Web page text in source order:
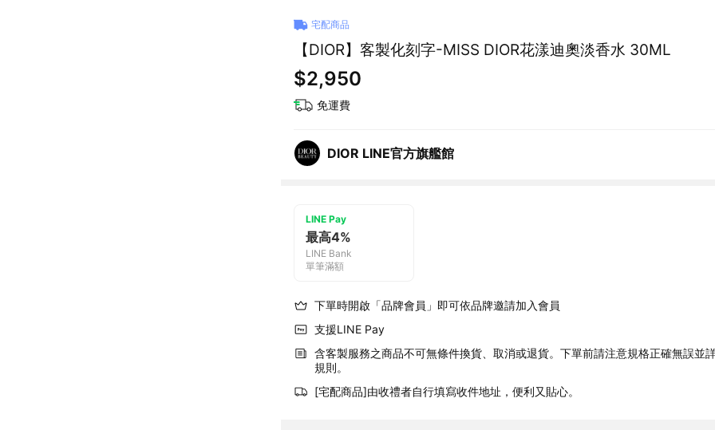
宅配商品
【DIOR】客製化刻字-MISS DIOR花漾迪奧淡香水 30ML
$2,950
免運費
DIOR LINE官方旗艦館
LINE Pay
最高4%
LINE Bank
單筆滿額
下單時開啟「品牌會員」即可依品牌邀請加入會員
支援LINE Pay
含客製服務之商品不可無條件換貨、取消或退貨。下單前請注意規格正確無誤並
規則。
[宅配商品]由收禮者自行填寫收件地址，便利又貼心。